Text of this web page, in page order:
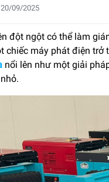
20/09/2025
đột ngột có thể làm
chiếc máy phát điện trở
nổi lên như một giải